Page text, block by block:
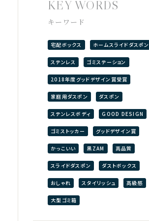
KEY WORDS
キーワード
宅配ボックス ホームスライドダスポン
ステンレス ゴミステーション
2018年度グッドデザイン賞受賞
家庭用ダスポン ダスポン
ステンレスボディ GOOD DESIGN
ゴミストッカー グッドデザイン賞
かっこいい 黒ZAM 高品質
スライドダスポン ダストボックス
おしゃれ スタイリッシュ 高級感
大型ゴミ箱